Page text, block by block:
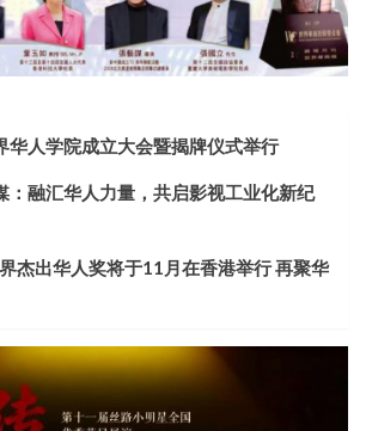
华人学院成立大会暨揭牌仪式举行
：融汇华人力量，共启影视工业化新纪
杰出华人奖将于11月在香港举行 再聚华